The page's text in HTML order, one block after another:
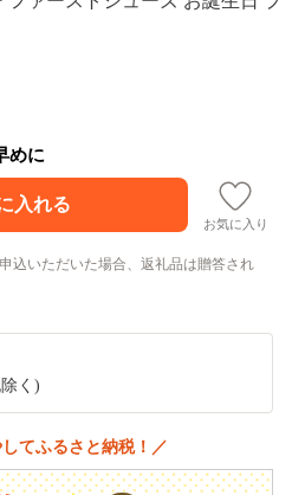
めに
お気に入り
込いただいた場合、返礼品は贈答され
く)
てふるさと納税！／